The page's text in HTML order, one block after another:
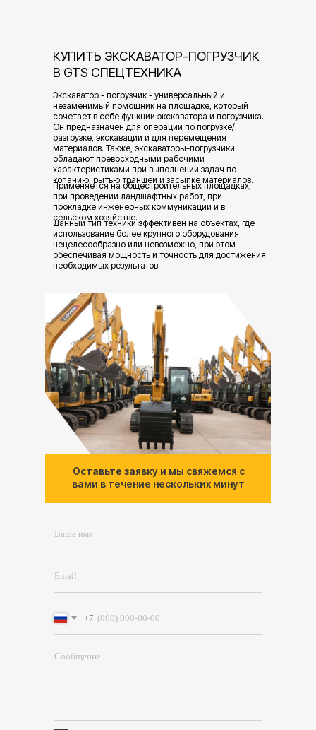
Экскаватор - погрузчик - универсальный и
незаменимый помощник на площадке, который
сочетает в себе функции экскаватора и погрузчика.
Он предназначен для операций по погрузке/
разгрузке, экскавации и для перемещения
материалов. Также, экскаваторы-погрузчики
обладают превосходными рабочими
характеристиками при выполнении задач по
копанию, рытью траншей и засыпке материалов.
Применяется на общестроительных площадках,
при проведении ландшафтных работ, при
прокладке инженерных коммуникаций и в
сельском хозяйстве.
Данный тип техники эффективен на объектах, где
использование более крупного оборудования
нецелесообразно или невозможно, при этом
обеспечивая мощность и точность для достижения
необходимых результатов.
КУПИТЬ ЭКСКАВАТОР-ПОГРУЗЧИК
В GTS СПЕЦТЕХНИКА
+7
Оставьте заявку и мы свяжемся с
вами в течение нескольких минут